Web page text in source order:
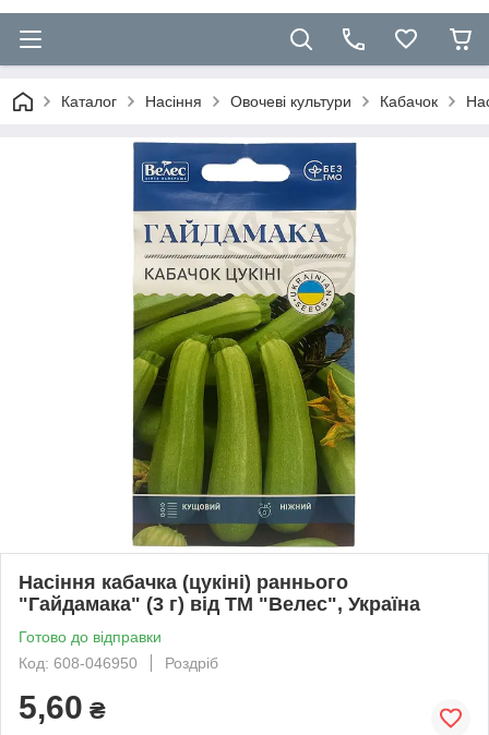
Каталог Насіння Овочеві культури Кабачок
Насіння кабачка (цукіні) раннього
"Гайдамака" (3 г) від ТМ "Велес", Україна
Готово до відправки
Код: 608-046950
Роздріб
5,60 ₴